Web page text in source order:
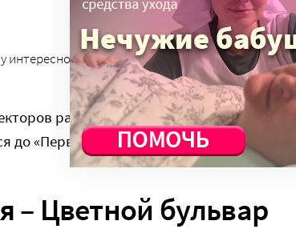
все вокруг
разделяется – все уезжают по своим
до «Первомайской».
– Цветной бульвар